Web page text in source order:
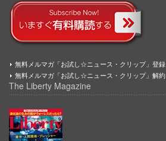
無料メルマガ「お試し☆ニュース・クリップ」登録
無料メルマガ「お試し☆ニュース・クリップ」解約
The Liberty Magazine